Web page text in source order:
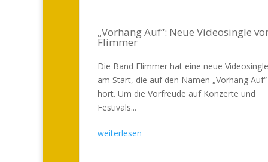
„Vorhang Auf“: Neue Videosingle
Flimmer
Die Band Flimmer hat eine neue Videosingle
am Start, die auf den Namen „Vorhang Auf“
hört. Um die Vorfreude auf Konzerte und
Festivals...
weiterlesen